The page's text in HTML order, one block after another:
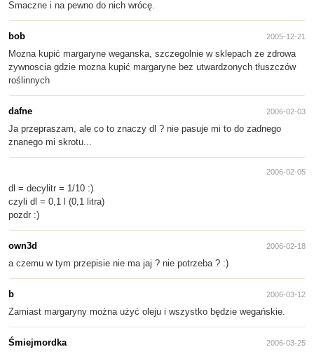
Smaczne i na pewno do nich wrócę.
bob 2005-12-21
Mozna kupić margaryne weganska, szczegolnie w sklepach ze zdrowa
zywnoscia gdzie mozna kupić margaryne bez utwardzonych tłuszczów
roślinnych
dafne 2006-02-03
Ja przepraszam, ale co to znaczy dl ? nie pasuje mi to do zadnego
znanego mi skrotu...
2006-02-05
dl = decylitr = 1/10 :)
czyli dl = 0,1 l (0,1 litra)
pozdr :)
own3d 2006-02-18
a czemu w tym przepisie nie ma jaj ? nie potrzeba ? :)
b 2006-03-12
Zamiast margaryny można użyć oleju i wszystko będzie wegańskie.
Śmiejmordka 2006-03-25